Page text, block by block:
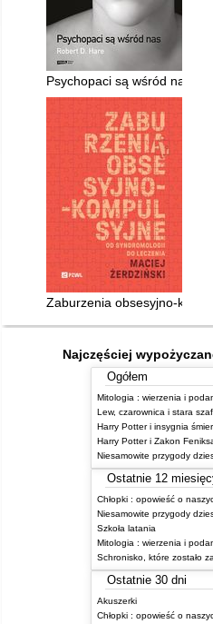
Psychopaci są wśród nas
Zaburzenia obsesyjno-
Najczęściej
Ogółem
Lew, czarownica i stara
Harry Potter i insygnia
Harry Potter i Zakon
Ostatnie 12
Chłopki : opowieść o
Szkoła latania
Schronisko, które zostało
Ostatnie 30 dni
Akuszerki
Chłopki : opowieść o